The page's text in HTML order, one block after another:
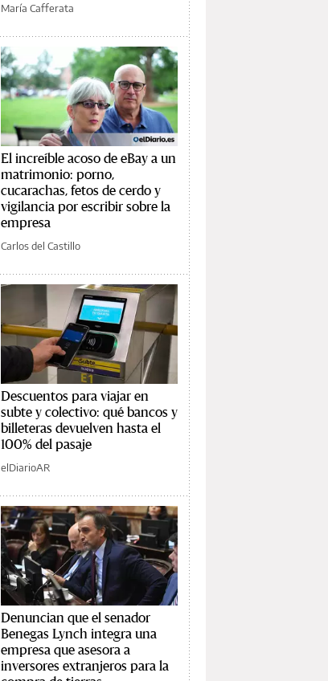
María Cafferata
El increíble acoso de eBay a un
matrimonio: porno,
cucarachas, fetos de cerdo y
vigilancia por escribir sobre la
empresa
Carlos del Castillo
Descuentos para viajar en
subte y colectivo: qué bancos y
billeteras devuelven hasta el
100% del pasaje
elDiarioAR
Denuncian que el senador
Benegas Lynch integra una
empresa que asesora a
inversores extranjeros para la